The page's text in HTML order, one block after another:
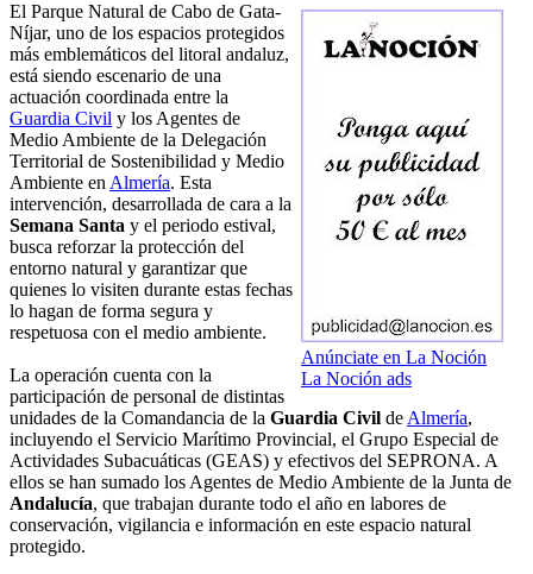
Anúnciate en La Noción
La Noción ads
El Parque Natural de Cabo de Gata-
Níjar, uno de los espacios protegidos
más emblemáticos del litoral andaluz,
está siendo escenario de una
actuación coordinada entre la
Guardia Civil y los Agentes de
Medio Ambiente de la Delegación
Territorial de Sostenibilidad y Medio
Ambiente en Almería. Esta
intervención, desarrollada de cara a la
Semana Santa y el periodo estival,
busca reforzar la protección del
entorno natural y garantizar que
quienes lo visiten durante estas fechas
lo hagan de forma segura y
respetuosa con el medio ambiente.
La operación cuenta con la
participación de personal de distintas
unidades de la Comandancia de la Guardia Civil de Almería,
incluyendo el Servicio Marítimo Provincial, el Grupo Especial de
Actividades Subacuáticas (GEAS) y efectivos del SEPRONA. A
ellos se han sumado los Agentes de Medio Ambiente de la Junta de
Andalucía, que trabajan durante todo el año en labores de
conservación, vigilancia e información en este espacio natural
protegido.